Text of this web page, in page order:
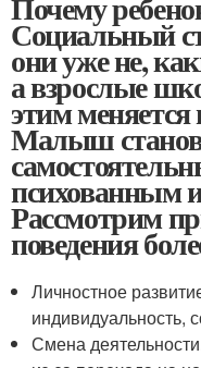
Социальный
они уже не,
а взрослые
этим меняется
Малыш
психованным
Рассмотрим
поведения
Личностное
индивидуальность,
Смена